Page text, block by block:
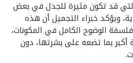
قد تكون مثيرة للجدل في بعض
ويؤكد خبراء التجميل أن هذه
فلسفة الوضوح الكامل في المكونات،
بما تضعه على بشرتها، دون